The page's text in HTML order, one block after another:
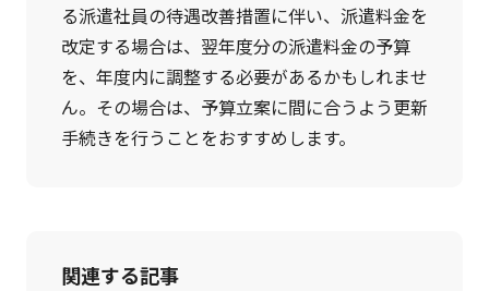
る派遣社員の待遇改善措置に伴い、派遣料金を
改定する場合は、翌年度分の派遣料金の予算
を、年度内に調整する必要があるかもしれませ
ん。その場合は、予算立案に間に合うよう更新
手続きを行うことをおすすめします。
関連する記事